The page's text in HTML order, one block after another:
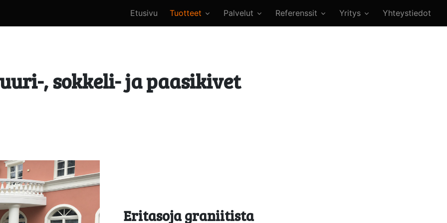
Etusivu Tuotteet Palvelut Referenssit Yritys Yhteystiedot
, sokkeli- ja paasikivet
Eritasoja graniitista